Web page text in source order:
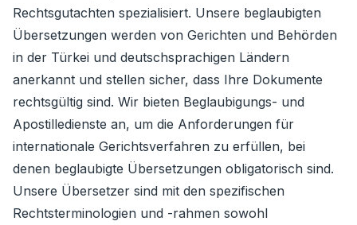
Rechtsgutachten spezialisiert. Unsere beglaubigten
Übersetzungen werden von Gerichten und Behörden
in der Türkei und deutschsprachigen Ländern
anerkannt und stellen sicher, dass Ihre Dokumente
rechtsgültig sind. Wir bieten Beglaubigungs- und
Apostilledienste an, um die Anforderungen für
internationale Gerichtsverfahren zu erfüllen, bei
denen beglaubigte Übersetzungen obligatorisch sind.
Unsere Übersetzer sind mit den spezifischen
Rechtsterminologien und -rahmen sowohl